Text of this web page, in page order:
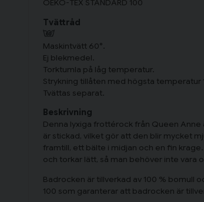
OEKO-TEX STANDARD 100
Tvättråd
Maskintvätt 60°.
Ej blekmedel.
Torktumla på låg temperatur.
Strykning tillåten med högsta temperatur
Tvättas separat.
Beskrivning
Denna lyxiga frottérock från Queen
är stickad, vilket gör att den blir mycket
framtill, ett bälte i midjan och en fin
och torkar lätt, så man behöver inte vara
Badrocken är tillverkad av 100 % bomull
100 som garanterar att badrocken är